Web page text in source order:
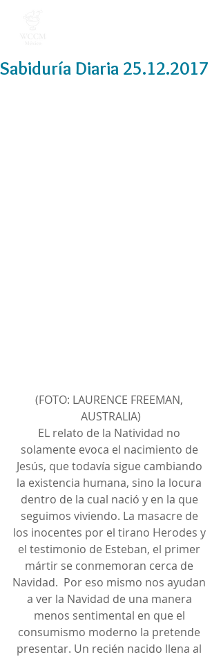
Sabiduría Diaria 25.12.2017
(FOTO: LAURENCE FREEMAN,
AUSTRALIA)
EL relato de la Natividad no
solamente evoca el nacimiento de
Jesús, que todavía sigue cambiando
la existencia humana, sino la locura
dentro de la cual nació y en la que
seguimos viviendo. La masacre de
los inocentes por el tirano Herodes y
el testimonio de Esteban, el primer
mártir se conmemoran cerca de
Navidad.  Por eso mismo nos ayudan
a ver la Navidad de una manera
menos sentimental en que el
consumismo moderno la pretende
presentar. Un recién nacido llena al